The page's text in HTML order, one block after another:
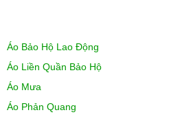
Áo Bảo Hộ Lao Động
Áo Liền Quần Bảo Hộ
Áo Mưa
Áo Phản Quang